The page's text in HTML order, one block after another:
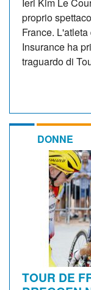
proprio
France.
Insurance ha
traguardo di
DONNE
TOUR DE